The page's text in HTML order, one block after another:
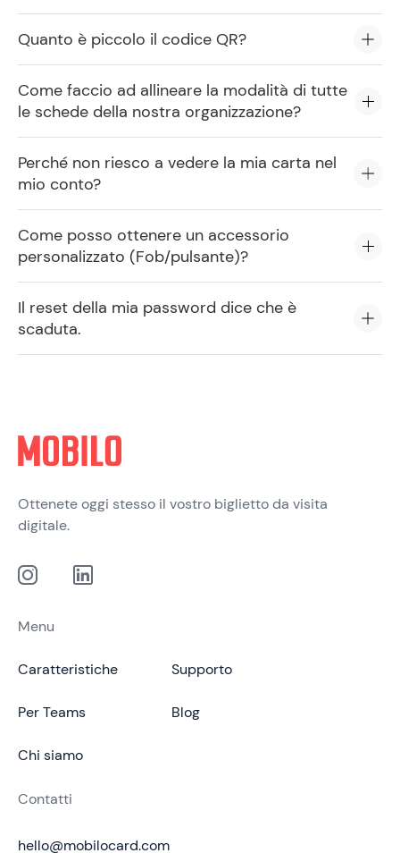
Quanto è piccolo il codice QR?
Come faccio ad allineare la modalità di tutte
le schede della nostra organizzazione?
Perché non riesco a vedere la mia carta nel
mio conto?
Come posso ottenere un accessorio
personalizzato (Fob/pulsante)?
Il reset della mia password dice che è
scaduta.
Ottenete oggi stesso il vostro biglietto da visita
digitale.
Menu
Caratteristiche
Per Teams
Chi siamo
Supporto
Blog
Contatti
hello@mobilocard.com